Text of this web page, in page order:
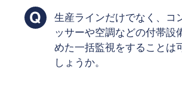
生産ラインだけでなく、コ
ッサーや空調などの付帯設
めた一括監視をすることは
しょうか。